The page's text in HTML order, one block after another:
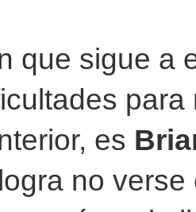
que sigue a
es
no